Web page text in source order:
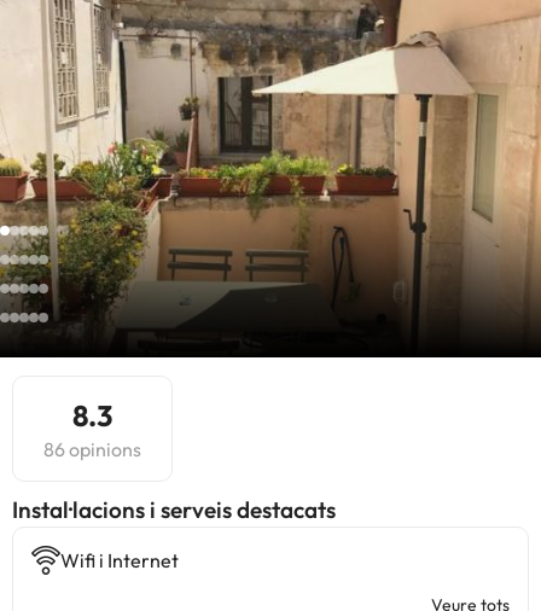
8.3
86 opinions
Instal·lacions i serveis destacats
Wifi i Internet
Veure tots